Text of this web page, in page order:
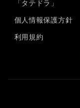
「タテドラ」
個人情報保護方針
利用規約